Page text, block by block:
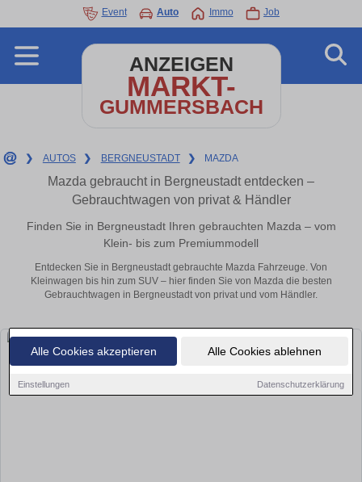
Alle Cookies akzeptieren Alle Cookies ablehnen
Einstellungen Datenschutzerklärung
Event Auto Immo Job
ANZEIGEN
MARKT-
GUMMERSBACH
❯ AUTOS ❯ BERGNEUSTADT ❯ MAZDA
Mazda gebraucht in Bergneustadt entdecken –
Gebrauchtwagen von privat & Händler
Finden Sie in Bergneustadt Ihren gebrauchten Mazda – vom
Klein- bis zum Premiummodell
Entdecken Sie in Bergneustadt gebrauchte Mazda Fahrzeuge. Von
Kleinwagen bis hin zum SUV – hier finden Sie von Mazda die besten
Gebrauchtwagen in Bergneustadt von privat und vom Händler.